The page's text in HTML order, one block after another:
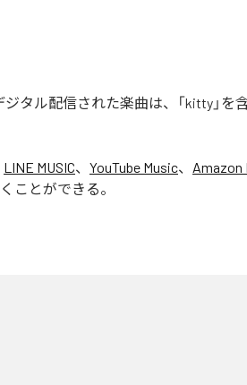
タル配信された楽曲は、「kitty」を
LINE MUSIC、 YouTube Music、 Amazon
ことができる。